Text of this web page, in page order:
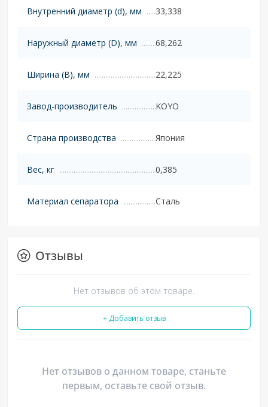
Внутренний диаметр (d), мм 33,338
Наружный диаметр (D), мм 68,262
Ширина (B), мм 22,225
Завод-производитель KOYO
Страна производства Япония
Вес, кг 0,385
Материал сепаратора Сталь
Отзывы
Нет отзывов об этом товаре.
+ Добавить отзыв
Нет отзывов о данном товаре, станьте
первым, оставьте свой отзыв.